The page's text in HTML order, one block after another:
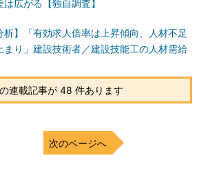
は広がる【独自調査】
析】「有効求人倍率は上昇傾向、人材不足
まり」建設技術者／建設技能工の人材需給
連載記事が 48 件あります
次のページへ